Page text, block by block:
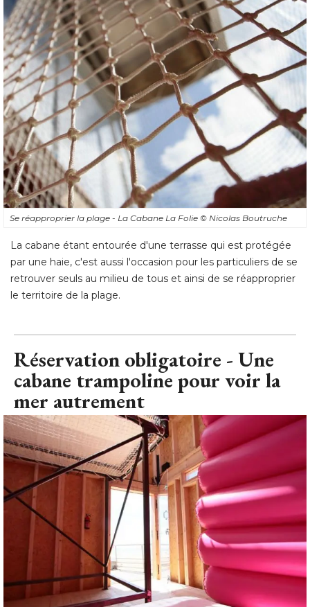
Se réapproprier la plage - La Cabane La Folie © Nicolas Boutruche
La cabane étant entourée d'une terrasse qui est protégée
par une haie, c'est aussi l'occasion pour les particuliers de se
retrouver seuls au milieu de tous et ainsi de se réapproprier
le territoire de la plage.
Réservation obligatoire - Une
cabane trampoline pour voir la
mer autrement